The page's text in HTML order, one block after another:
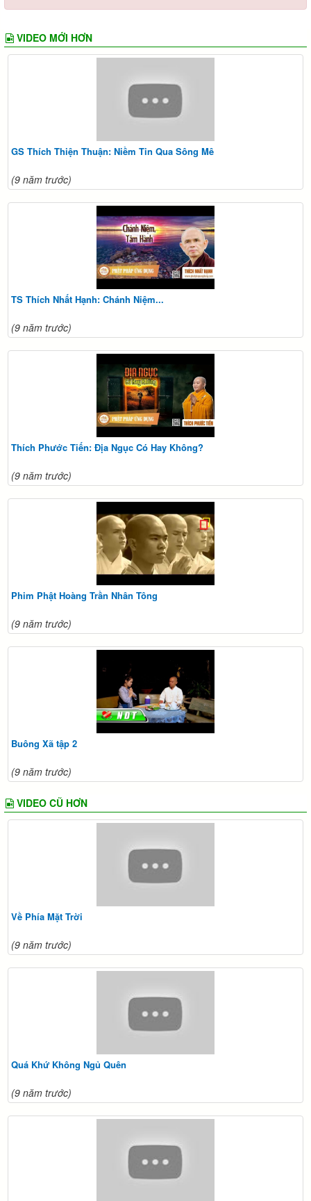
VIDEO MỚI HƠN
GS Thích Thiện Thuận: Niềm Tin Qua Sông Mê
(9 năm trước)
TS Thích Nhất Hạnh: Chánh Niệm...
(9 năm trước)
Thích Phước Tiến: Địa Ngục Có Hay Không?
(9 năm trước)
Phim Phật Hoàng Trần Nhân Tông
(9 năm trước)
Buông Xã tập 2
(9 năm trước)
VIDEO CŨ HƠN
Về Phía Mặt Trời
(9 năm trước)
Quá Khứ Không Ngủ Quên
(9 năm trước)